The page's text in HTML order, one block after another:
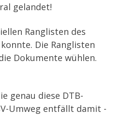
gelandet!
Ranglisten des
Die Ranglisten
Dokumente wühlen.
genau diese DTB-
Umweg entfällt damit -